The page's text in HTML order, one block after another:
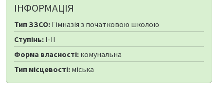
ІНФОРМАЦІЯ
Тип ЗЗСО: Гімназія з початковою школою
Ступінь: I-II
Форма власності: комунальна
Тип місцевості: міська